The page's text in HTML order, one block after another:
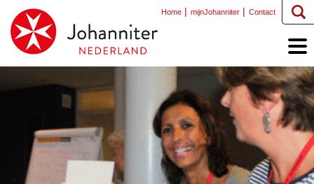
Home mijnJohanniter Contact